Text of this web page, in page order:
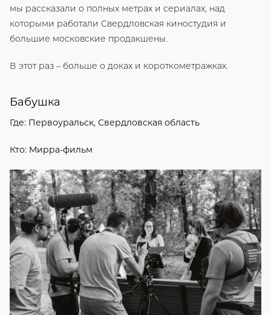
мы рассказали о полных метрах и сериалах, над
которыми работали Свердловская киностудия и
большие московские продакшены.
В этот раз – больше о доках и короткометражках.
Бабушка
Где: Первоуральск, Свердловская область
Кто: Мирра-фильм